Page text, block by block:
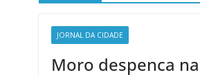
JORNAL DA CIDADE
Moro despenca